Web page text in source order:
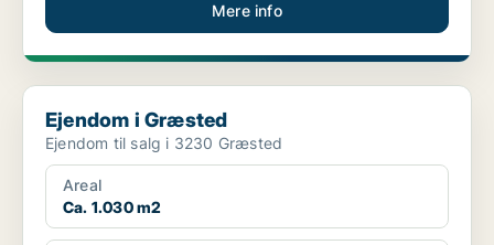
Mere info
Ejendom i Græsted
Ejendom i Græsted
Ejendom til salg i 3230 Græsted
Areal
Ca. 1.030 m2